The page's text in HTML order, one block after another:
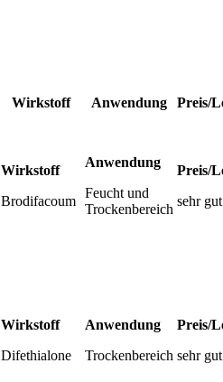
Wirkstoff Anwendung Preis/
Wirkstoff
Brodifacoum
Anwendung
Feucht und
Trockenbereich
Preis/
sehr gut
Wirkstoff
Difethialone
Anwendung
Trockenbereich
Preis/
sehr gut